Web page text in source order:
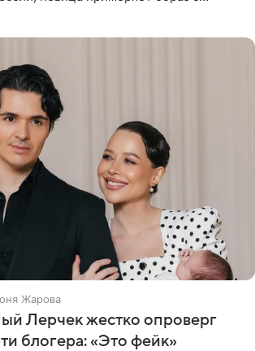
Жарова
Лерчек жестко опроверг
блогера: «Это фейк»